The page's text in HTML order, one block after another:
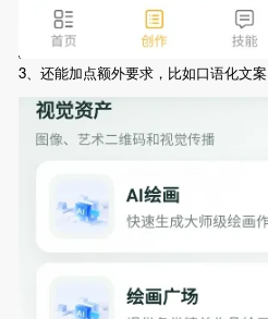
3、还能加点额外要求，比如口语化文